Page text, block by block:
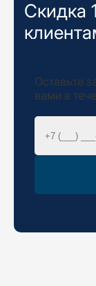
Скидка
Оставьте
вами в